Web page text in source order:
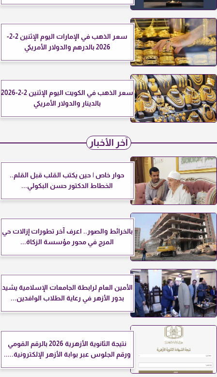
سعر الذهب في الإمارات اليوم الإثنين 2-2-
2026 بالدرهم والدولار الأمريكي
سعر الذهب في الكويت اليوم الإثنين 2-2-2026
بالدينار والدولار الأمريكي
آخر الأخبار
حوار خاص | حين يكتب القلب قبل القلم..
الخطاط الدكتور حسن البكولي...
بالخرائط والصور.. اعرف آخر تطورات إزالات حي
المرج في محور مؤسسة الزكاة...
الأمين العام لرابطة الجامعات الإسلامية يشيد
بدور الأزهر في رعاية الطلاب الوافدين...
نتيجة الثانوية الأزهرية 2026 بالرقم القومي
ورقم الجلوس عبر بوابة الأزهر الإلكترونية.....